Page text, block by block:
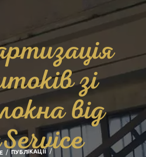
зі
від
ПУБЛІКАЦІЇ